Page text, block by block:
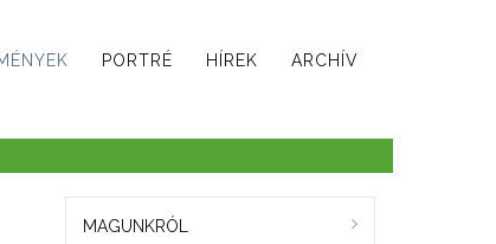
PORTRÉ HÍREK ARCHÍV
MAGUNKRÓL